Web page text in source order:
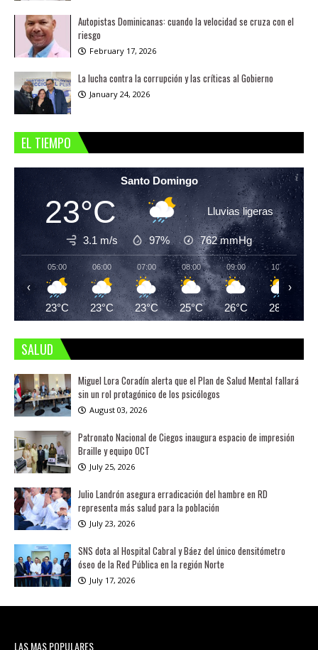
Autopistas Dominicanas: cuando la velocidad se cruza con el
riesgo
February 17, 2026
La lucha contra la corrupción y las críticas al Gobierno
January 24, 2026
EL TIEMPO
Santo Domingo
23°C Lluvias ligeras
3.1 m/s 97% 762mmHg
05:00
23°C
06:00
23°C
07:00
23°C
08:00
25°C
09:00
26°C
10:00
28°C
‹ ›
SALUD
Miguel Lora Coradín alerta que el Plan de Salud Mental fallará
sin un rol protagónico de los psicólogos
August 03, 2026
Patronato Nacional de Ciegos inaugura espacio de impresión
Braille y equipo OCT
July 25, 2026
Julio Landrón asegura erradicación del hambre en RD
representa más salud para la población
July 23, 2026
SNS dota al Hospital Cabral y Báez del único densitómetro
óseo de la Red Pública en la región Norte
July 17, 2026
LAS MAS POPULARES